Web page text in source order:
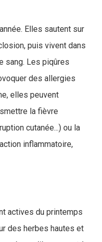
Elles sautent sur
puis vivent dans
sang. Les piqûres
des allergies
elles peuvent
la fièvre
cutanée...) ou la
inflammatoire,
actives du printemps
des herbes hautes et